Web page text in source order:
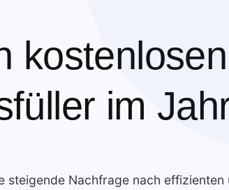
im
steigende Nachfrage nach